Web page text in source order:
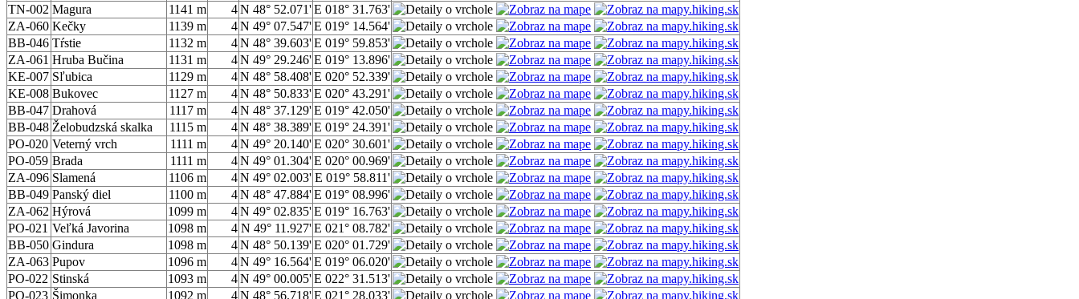
TN-002 Magura 1141 m 4N 48° 52.071'E 018° 31.763'
ZA-060 Kečky 1139 m 4N 49° 07.547'E 019° 14.564'
BB-046 Tŕstie 1132 m 4N 48° 39.603'E 019° 59.853'
ZA-061 Hruba Bučina 1131 m 4N 49° 29.246'E 019° 13.896'
KE-007 Sľubica 1129 m 4N 48° 58.408'E 020° 52.339'
KE-008 Bukovec 1127 m 4N 48° 50.833'E 020° 43.291'
BB-047 Drahová 1117 m 4N 48° 37.129'E 019° 42.050'
BB-048 Želobudzská skalka 1115 m 4N 48° 38.389'E 019° 24.391'
PO-020 Veterný vrch 1111 m 4N 49° 20.140'E 020° 30.601'
PO-059 Brada 1111 m 4N 49° 01.304'E 020° 00.969'
ZA-096 Slamená 1106 m 4N 49° 02.003' E 019° 58.811'
BB-049 Panský diel 1100 m 4N 48° 47.884'E 019° 08.996'
ZA-062 Hýrová 1099 m 4N 49° 02.835'E 019° 16.763'
PO-021 Veľká Javorina 1098 m 4 N 49° 11.927'E 021° 08.782'
BB-050 Gindura 1098 m 4N 48° 50.139'E 020° 01.729'
ZA-063 Pupov 1096 m 4N 49° 16.564'E 019° 06.020'
PO-022 Stinská 1093 m 4N 49° 00.005'E 022° 31.513'
PO-023 Šimonka 1092 m 4N 48° 56.718'E 021° 28.033'